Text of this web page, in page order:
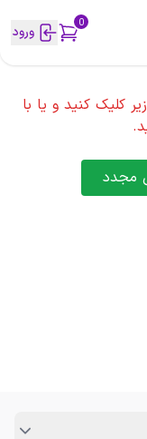
0 ورود
کلیک کنید و یا با
مجدد